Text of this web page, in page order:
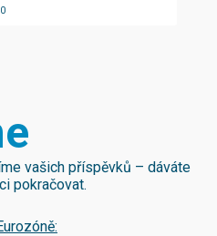
vašich příspěvků – dáváte
pokračovat.